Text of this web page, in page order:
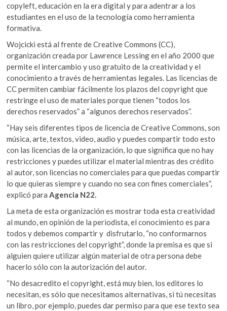
copyleft, educación en la era digital y para adentrar a los
estudiantes en el uso de la tecnología como herramienta
formativa.
Wojcicki está al frente de Creative Commons (CC),
organización creada por Lawrence Lessing en el año 2000 que
permite el intercambio y uso gratuito de la creatividad y el
conocimiento a través de herramientas legales. Las licencias de
CC permiten cambiar fácilmente los plazos del copyright que
restringe el uso de materiales porque tienen “todos los
derechos reservados” a “algunos derechos reservados”.
“Hay seis diferentes tipos de licencia de Creative Commons, son
música, arte, textos, video, audio y puedes compartir todo esto
con las licencias de la organización, lo que significa que no hay
restricciones y puedes utilizar el material mientras des crédito
al autor, son licencias no comerciales para que puedas compartir
lo que quieras siempre y cuando no sea con fines comerciales”,
explicó paraAgencia N22.
La meta de esta organización es mostrar toda esta creatividad
al mundo, en opinión de la periodista, el conocimiento es para
todos y debemos compartir y disfrutarlo, “no conformarnos
con las restricciones del copyright”, donde la premisa es que si
alguien quiere utilizar algún material de otra persona debe
hacerlo sólo con la autorización del autor.
“No desacredito el copyright, está muy bien, los editores lo
necesitan, es sólo que necesitamos alternativas, si tú necesitas
un libro, por ejemplo, puedes dar permiso para que ese texto sea